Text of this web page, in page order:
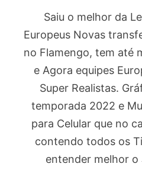
Saiu o melhor da
Europeus Novas
no Flamengo, tem até
e Agora equipes
Super Realistas.
temporada 2022 e
para Celular que no
contendo todos os
entender melhor o